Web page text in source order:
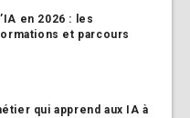
en 2026 : les
et parcours
qui apprend aux IA à